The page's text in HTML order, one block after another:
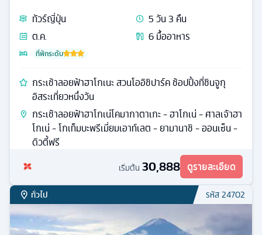
ทัวร์ญี่ปุ่น 5วัน3คืน
ก.ย. / ต.ค.
ที่พักระดับ
หุบเขาโอวาคุดานิ หมู่บ้านโอชิโนะฮัคไค ถนนนาคามิเซะ
ฮาโกเน่ - หุบเขาไข่ดำโอวาคุดานิ - โกเท็มบะพรีเมี่ยมเอาท์
เลต - ดิวตี้ฟรี - หมู่บ้านโอชิโนะฮัคไค - สวนโออิชิพาร์ค -
ย่านชินจูกุ
เริ่มต้น 29,990